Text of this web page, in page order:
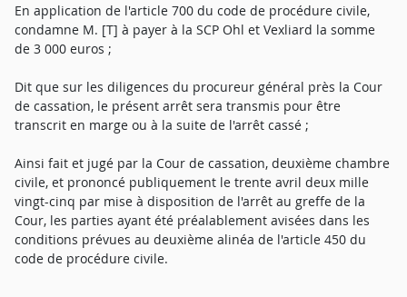
En application de l'article 700 du code de procédure civile,
condamne M. [T] à payer à la SCP Ohl et Vexliard la somme
de 3 000 euros ;
Dit que sur les diligences du procureur général près la Cour
de cassation, le présent arrêt sera transmis pour être
transcrit en marge ou à la suite de l'arrêt cassé ;
Ainsi fait et jugé par la Cour de cassation, deuxième chambre
civile, et prononcé publiquement le trente avril deux mille
vingt-cinq par mise à disposition de l'arrêt au greffe de la
Cour, les parties ayant été préalablement avisées dans les
conditions prévues au deuxième alinéa de l'article 450 du
code de procédure civile.